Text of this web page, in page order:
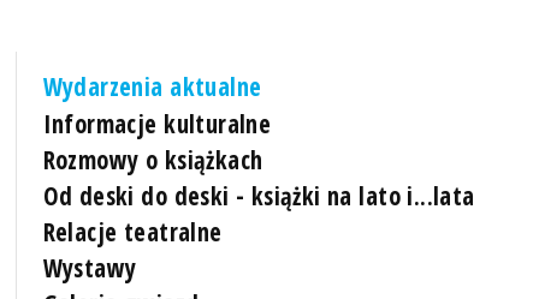
Wydarzenia aktualne
Informacje kulturalne
Rozmowy o książkach
Od deski do deski - książki na lato i...lata
Relacje teatralne
Wystawy